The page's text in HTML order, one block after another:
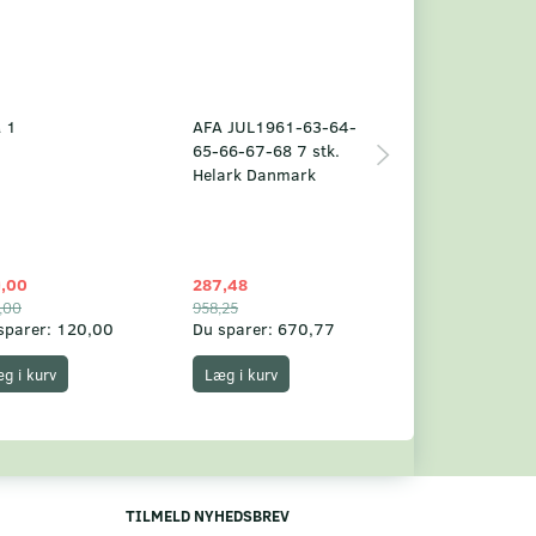
1
120,00
i kurv
AFA JUL1961-63-64-
65-66-67-68 7 stk.
Helark Danmark
287,48
958,25
Du sparer: 670,77
Læg i kurv
TILMELD NYHEDSBREV